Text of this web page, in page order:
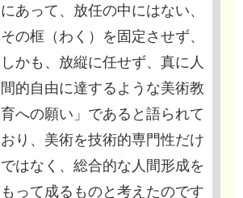
にあって、放任の中にはない、
その框（わく）を固定させず、
しかも、放縦に任せず、真に人
間的自由に達するような美術教
育への願い」であると語られて
おり、美術を技術的専門性だけ
ではなく、総合的な人間形成を
もって成るものと考えたのです